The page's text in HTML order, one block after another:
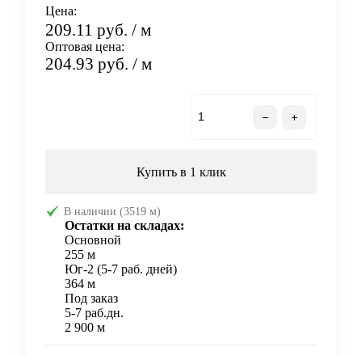
Цена:
209.11 руб. / м
Оптовая цена:
204.93 руб. / м
Купить в 1 клик
В наличии (3519 м)
Остатки на складах:
Основной
255 м
Юг-2 (5-7 раб. дней)
364 м
Под заказ
5-7 раб.дн.
2 900 м